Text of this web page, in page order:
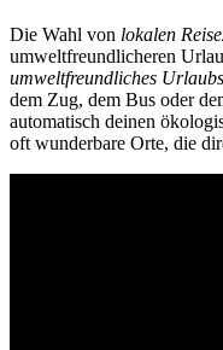
Die Wahl von lokalen
umweltfreundlicheren
umweltfreundliches
dem Zug, dem Bus oder
automatisch deinen
oft wunderbare Orte, die